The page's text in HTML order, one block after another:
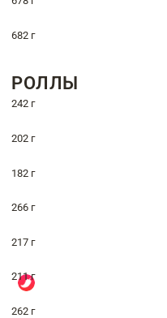
682 г
РОЛЛЫ
242 г
202 г
182 г
266 г
217 г
211 г
262 г